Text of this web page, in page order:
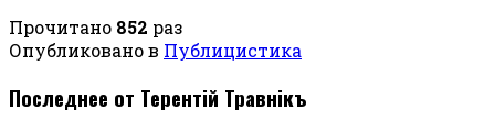
Прочитано 852 раз
Опубликовано в Публицистика
Последнее от Терентiй Травнiкъ